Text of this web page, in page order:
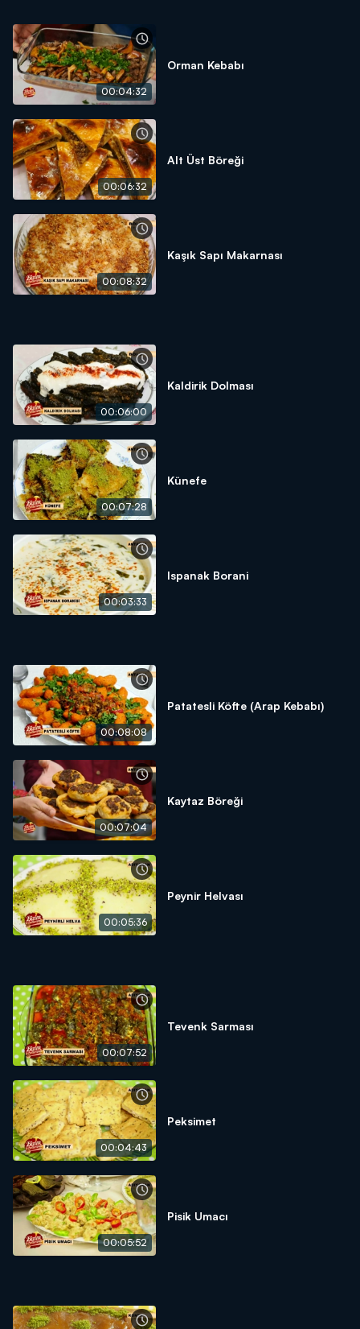
2,5 YEMEK KAŞIĞI TUZ
ALABİLDİĞİNCE UN
YARIM KAŞIK TEREYAĞ
KARABİBER
PULBİBER
YAPILIŞI ;
SU, UN VE TUZU KARIŞTIRIP YOĞURUYORUZ VE DİNLENMEYE
BIRAKIYORUZ. TENCEREYE ALDIĞIMIZ KIYMAMIZIN İÇİNE
SOĞAN, DOMATES, KATIYAĞ VE BİBERİMİZİ EKLİYİP
KAVURUYORUZ. BU ARADA DİNLENDİRMEYE BIRAKTIĞIMIZ
HAMURUMUZU BEZELERE AYIRIP AÇIYORUZ. AÇTIĞIMIZ
HAMURUN ORTASINA KASE KOYUP KENARLARINDAN 6
PARÇAYA AYIRIP ARALARINA ERİTTİĞİMİZ KATIYAĞI KOYUP
TEKRAR KAPATIYORUZ. KATI YAĞ İLE YAĞLADIĞIMIZ TEPSİMİZE
KAPATIYORUZ. EN SON ÜZERİNE KATIYAĞIMIZI DÖKÜP
KARELEREBÖLÜP 180 DERECEDE ISINMIŞ FIRINIMIZA ATIYORUZ.
00:04:32
Orman Kebabı
00:06:32
Alt Üst Böreği
00:08:32
Kaşık Sapı Makarnası
00:06:00
Kaldirik Dolması
00:07:28
Künefe
00:03:33
Ispanak Borani
00:08:08
Patatesli Köfte (Arap Kebabı)
00:07:04
Kaytaz Böreği
00:05:36
Peynir Helvası
00:07:52
Tevenk Sarması
00:04:43
Peksimet
00:05:52
Pisik Umacı